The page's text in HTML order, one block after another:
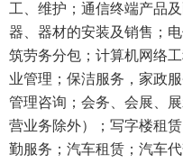
工、维护；通信终端产品
器、器材的安装及销售；
筑劳务分包；计算机网络
业管理；保洁服务，家政
管理咨询；会务、会展、
营业务除外）；写字楼租
勤服务；汽车租赁；汽车